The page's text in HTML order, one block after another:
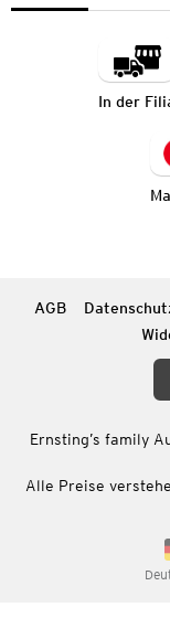
In der
AGB
Ernsting’s family
Alle Preise